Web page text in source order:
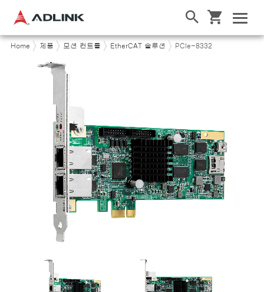
Home 제품 모션 컨트롤 EtherCAT 솔루션 PCIe-8332